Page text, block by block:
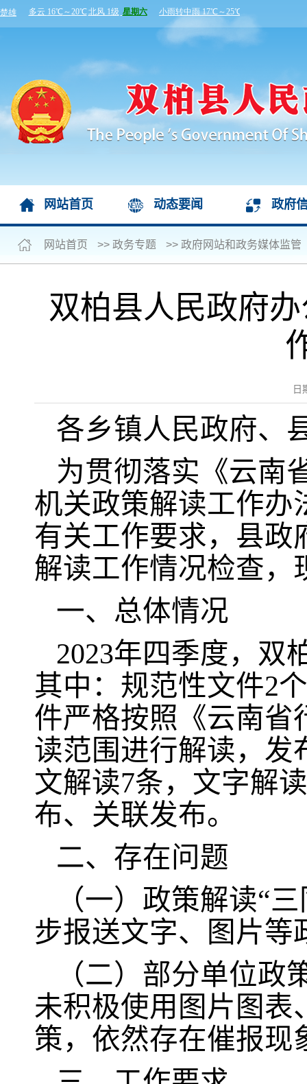
网站首页 动态要闻 政府
网站首页 >> 政务专题 >> 政府网站和政务媒体监管
双柏县人民政府
日
各乡镇人民政府、
为贯彻落实《云南
机关政策解读工作办
有关工作要求，县政
解读工作情况检查，
一、总体情况
2023年四季度，双
其中：规范性文件2
件严格按照《云南省
读范围进行解读，发
文解读7条，文字解
布、关联发布。
二、存在问题
（一）政策解读“
步报送文字、图片等
（二）部分单位
未积极使用图片图表
策，依然存在催报现